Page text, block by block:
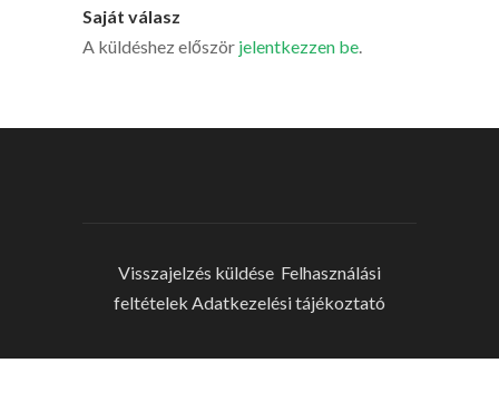
Saját válasz
A küldéshez először jelentkezzen be.
Visszajelzés küldése Felhasználási
feltételek Adatkezelési tájékoztató